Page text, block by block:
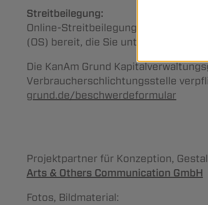
Streitbeilegung:
Online-Streitbeilegung gemäß Art.
(OS) bereit, die Sie unter
Die KanAm Grund
Verbraucherschlichtungsstelle
grund.de/beschwerdeformular
Projektpartner für Konzeption,
Arts & Others Communication GmbH
Fotos, Bildmaterial: